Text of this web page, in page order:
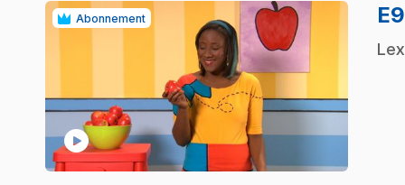
Abonnement
play_circle
E9
.